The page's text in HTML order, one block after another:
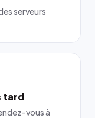
serveurs
tard
vous à